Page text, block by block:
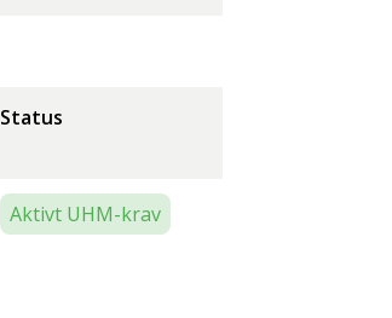
Status
Aktivt UHM-krav